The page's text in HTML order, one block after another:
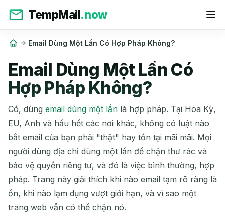
TempMail.now
Email Dùng Một Lần Có Hợp Pháp Không?
Email Dùng Một Lần Có
Hợp Pháp Không?
Có, dùng email dùng một lần là hợp pháp. Tại Hoa Kỳ,
EU, Anh và hầu hết các nơi khác, không có luật nào
bắt email của bạn phải "thật" hay tồn tại mãi mãi. Mọi
người dùng địa chỉ dùng một lần để chặn thư rác và
bảo vệ quyền riêng tư, và đó là việc bình thường, hợp
pháp. Trang này giải thích khi nào email tạm rõ ràng là
ổn, khi nào lạm dụng vượt giới hạn, và vì sao một
trang web vẫn có thể chặn nó.